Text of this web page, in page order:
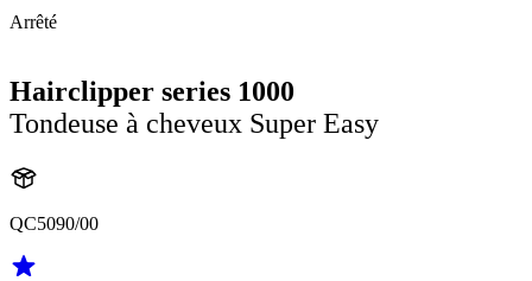
Arrêté
Hairclipper series 1000
Tondeuse à cheveux Super Easy
QC5090/00